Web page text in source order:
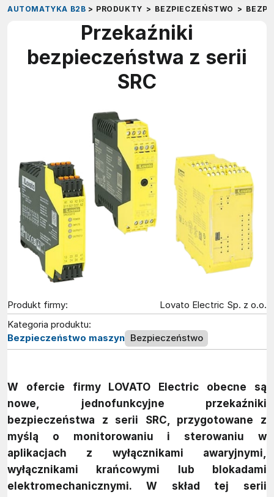
AUTOMATYKA B2B > PRODUKTY > BEZPIECZEŃSTWO >
Przekaźniki
bezpieczeństwa z serii
SRC
Produkt firmy:
Lovato Electric Sp. z o.o.
Kategoria produktu:
Bezpieczeństwo maszyn Bezpieczeństwo
W ofercie firmy LOVATO Electric obecne są
nowe, jednofunkcyjne przekaźniki
bezpieczeństwa z serii SRC, przygotowane z
myślą o monitorowaniu i sterowaniu w
aplikacjach z wyłącznikami awaryjnymi,
wyłącznikami krańcowymi lub blokadami
elektromechanicznymi. W skład tej serii